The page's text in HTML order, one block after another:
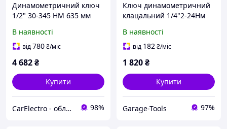
Динамометричний ключ
1/2" 30-345 НМ 635 мм
В наявності
від780₴/міс
4 682₴
Купити
CarElectro - обладнання та інструменти для автосервісу 98%
Ключ динамометричний
клацальний 1/4"2-24Hм
В наявності
від 182₴/міс
1 820₴
Купити
Garage-Tools 97%